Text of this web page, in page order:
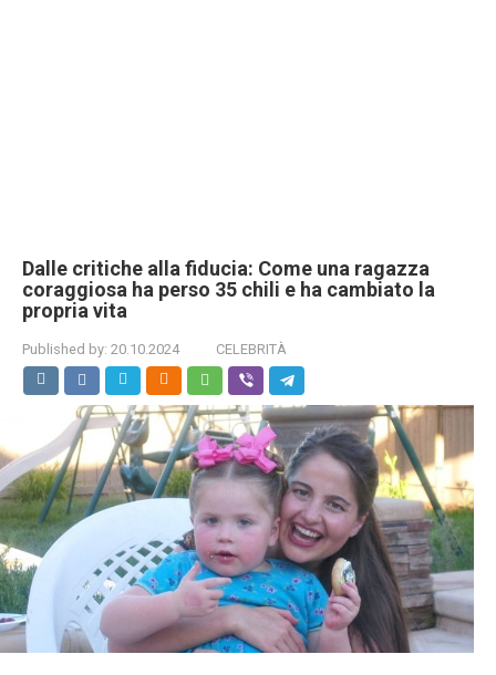
Dalle critiche alla fiducia: Come una ragazza
coraggiosa ha perso 35 chili e ha cambiato la
propria vita
Published by: 20.10.2024 CELEBRITÀ